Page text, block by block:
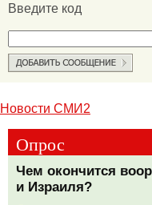
Введите код
Новости СМИ2
Опрос
Чем окончится
и Израиля?